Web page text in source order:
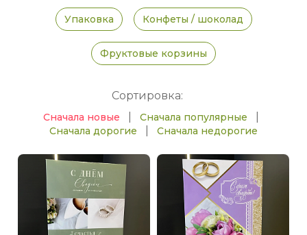
Упаковка Конфеты / шоколад
Фруктовые корзины
Сортировка:
Сначала новые Сначала популярные
Сначала дорогие Сначала недорогие